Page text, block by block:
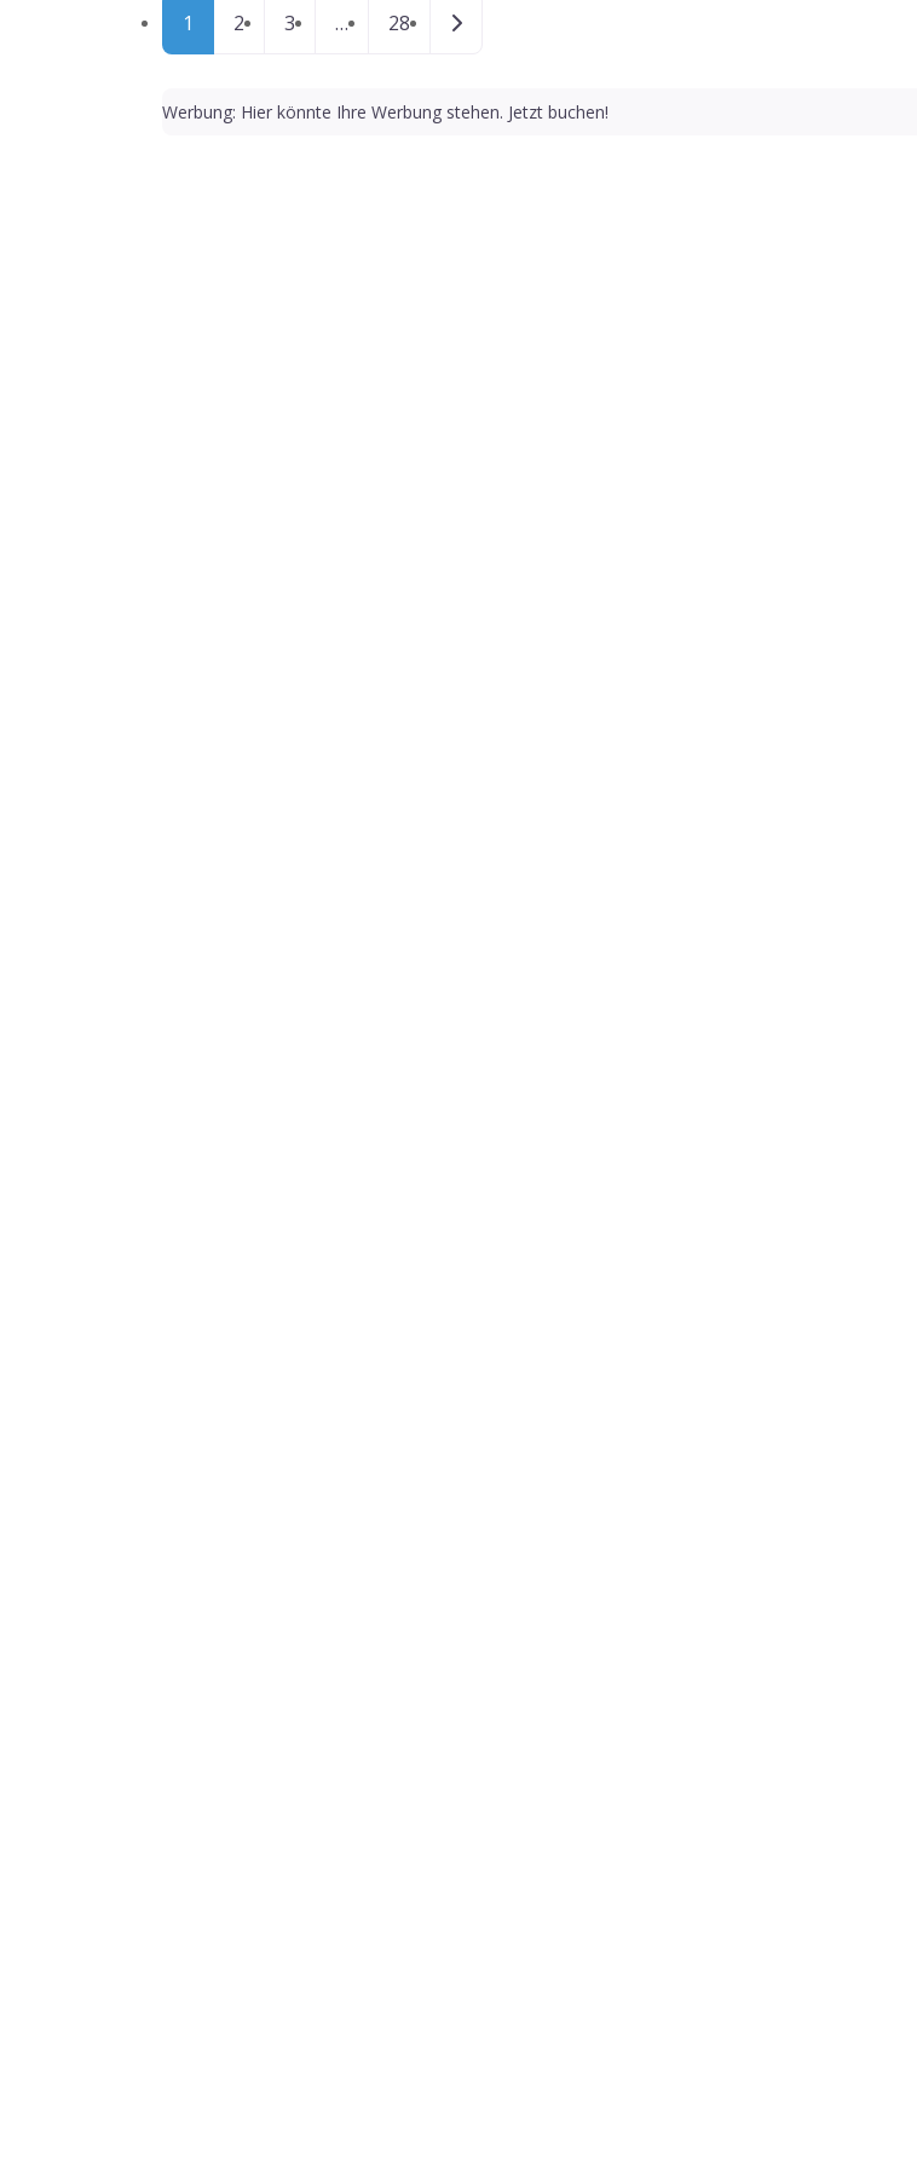
Posts navigation
1 2 3 … 28 Ältere Beiträge
Werbung: Hier könnte Ihre Werbung stehen. Jetzt buchen!